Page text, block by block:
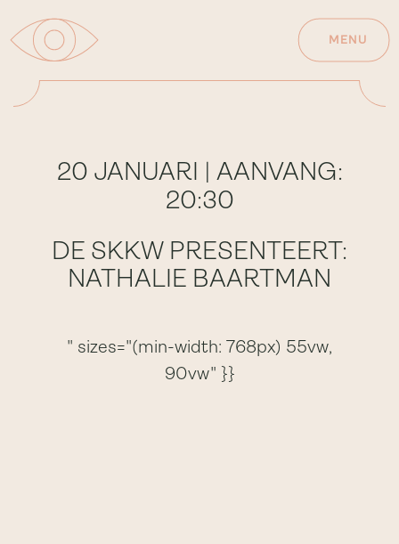
MENU
20 JANUARI | AANVANG:
20:30
DE SKKW PRESENTEERT:
NATHALIE BAARTMAN
" sizes="(min-width: 768px) 55vw,
90vw" }}